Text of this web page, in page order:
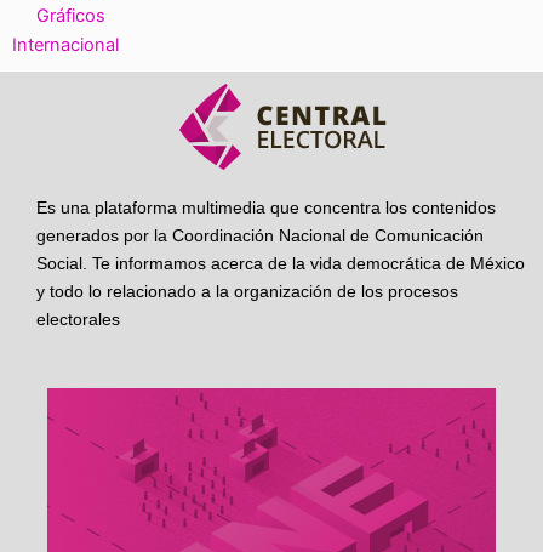
Gráficos
Internacional
Es una plataforma multimedia que concentra los contenidos
generados por la Coordinación Nacional de Comunicación
Social. Te informamos acerca de la vida democrática de México
y todo lo relacionado a la organización de los procesos
electorales